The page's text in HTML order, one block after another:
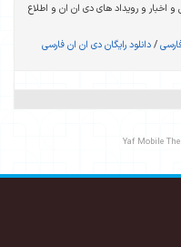
اخبار و رویداد های دی ان ان و اطلاع
/دانلود رایگان دی ان ان فارسی
Yaf Mobile